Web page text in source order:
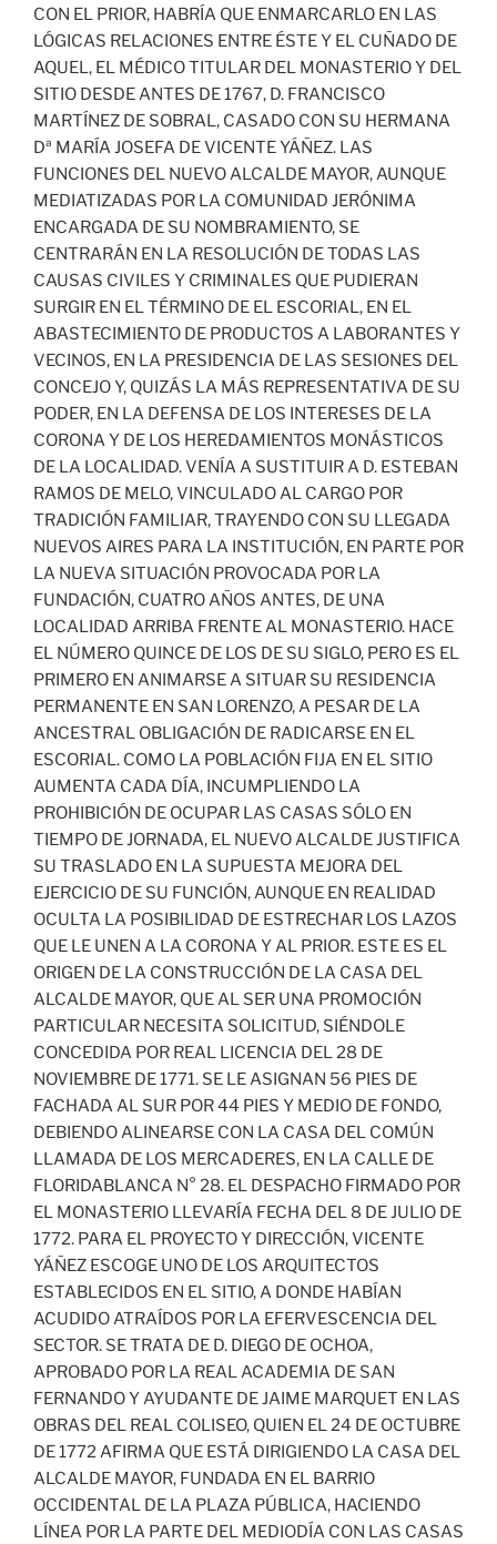
CON EL PRIOR, HABRÍA QUE ENMARCARLO EN LAS
LÓGICAS RELACIONES ENTRE ÉSTE Y EL CUÑADO DE
AQUEL, EL MÉDICO TITULAR DEL MONASTERIO Y DEL
SITIO DESDE ANTES DE 1767, D. FRANCISCO
MARTÍNEZ DE SOBRAL, CASADO CON SU HERMANA
Dª MARÍA JOSEFA DE VICENTE YÁÑEZ. LAS
FUNCIONES DEL NUEVO ALCALDE MAYOR, AUNQUE
MEDIATIZADAS POR LA COMUNIDAD JERÓNIMA
ENCARGADA DE SU NOMBRAMIENTO, SE
CENTRARÁN EN LA RESOLUCIÓN DE TODAS LAS
CAUSAS CIVILES Y CRIMINALES QUE PUDIERAN
SURGIR EN EL TÉRMINO DE EL ESCORIAL, EN EL
ABASTECIMIENTO DE PRODUCTOS A LABORANTES Y
VECINOS, EN LA PRESIDENCIA DE LAS SESIONES DEL
CONCEJO Y, QUIZÁS LA MÁS REPRESENTATIVA DE SU
PODER, EN LA DEFENSA DE LOS INTERESES DE LA
CORONA Y DE LOS HEREDAMIENTOS MONÁSTICOS
DE LA LOCALIDAD. VENÍA A SUSTITUIR A D. ESTEBAN
RAMOS DE MELO, VINCULADO AL CARGO POR
TRADICIÓN FAMILIAR, TRAYENDO CON SU LLEGADA
NUEVOS AIRES PARA LA INSTITUCIÓN, EN PARTE POR
LA NUEVA SITUACIÓN PROVOCADA POR LA
FUNDACIÓN, CUATRO AÑOS ANTES, DE UNA
LOCALIDAD ARRIBA FRENTE AL MONASTERIO. HACE
EL NÚMERO QUINCE DE LOS DE SU SIGLO, PERO ES EL
PRIMERO EN ANIMARSE A SITUAR SU RESIDENCIA
PERMANENTE EN SAN LORENZO, A PESAR DE LA
ANCESTRAL OBLIGACIÓN DE RADICARSE EN EL
ESCORIAL. COMO LA POBLACIÓN FIJA EN EL SITIO
AUMENTA CADA DÍA, INCUMPLIENDO LA
PROHIBICIÓN DE OCUPAR LAS CASAS SÓLO EN
TIEMPO DE JORNADA, EL NUEVO ALCALDE JUSTIFICA
SU TRASLADO EN LA SUPUESTA MEJORA DEL
EJERCICIO DE SU FUNCIÓN, AUNQUE EN REALIDAD
OCULTA LA POSIBILIDAD DE ESTRECHAR LOS LAZOS
QUE LE UNEN A LA CORONA Y AL PRIOR. ESTE ES EL
ORIGEN DE LA CONSTRUCCIÓN DE LA CASA DEL
ALCALDE MAYOR, QUE AL SER UNA PROMOCIÓN
PARTICULAR NECESITA SOLICITUD, SIÉNDOLE
CONCEDIDA POR REAL LICENCIA DEL 28 DE
NOVIEMBRE DE 1771. SE LE ASIGNAN 56 PIES DE
FACHADA AL SUR POR 44 PIES Y MEDIO DE FONDO,
DEBIENDO ALINEARSE CON LA CASA DEL COMÚN
LLAMADA DE LOS MERCADERES, EN LA CALLE DE
FLORIDABLANCA N° 28. EL DESPACHO FIRMADO POR
EL MONASTERIO LLEVARÍA FECHA DEL 8 DE JULIO DE
1772. PARA EL PROYECTO Y DIRECCIÓN, VICENTE
YÁÑEZ ESCOGE UNO DE LOS ARQUITECTOS
ESTABLECIDOS EN EL SITIO, A DONDE HABÍAN
ACUDIDO ATRAÍDOS POR LA EFERVESCENCIA DEL
SECTOR. SE TRATA DE D. DIEGO DE OCHOA,
APROBADO POR LA REAL ACADEMIA DE SAN
FERNANDO Y AYUDANTE DE JAIME MARQUET EN LAS
OBRAS DEL REAL COLISEO, QUIEN EL 24 DE OCTUBRE
DE 1772 AFIRMA QUE ESTÁ DIRIGIENDO LA CASA DEL
ALCALDE MAYOR, FUNDADA EN EL BARRIO
OCCIDENTAL DE LA PLAZA PÚBLICA, HACIENDO
LÍNEA POR LA PARTE DEL MEDIODÍA CON LAS CASAS